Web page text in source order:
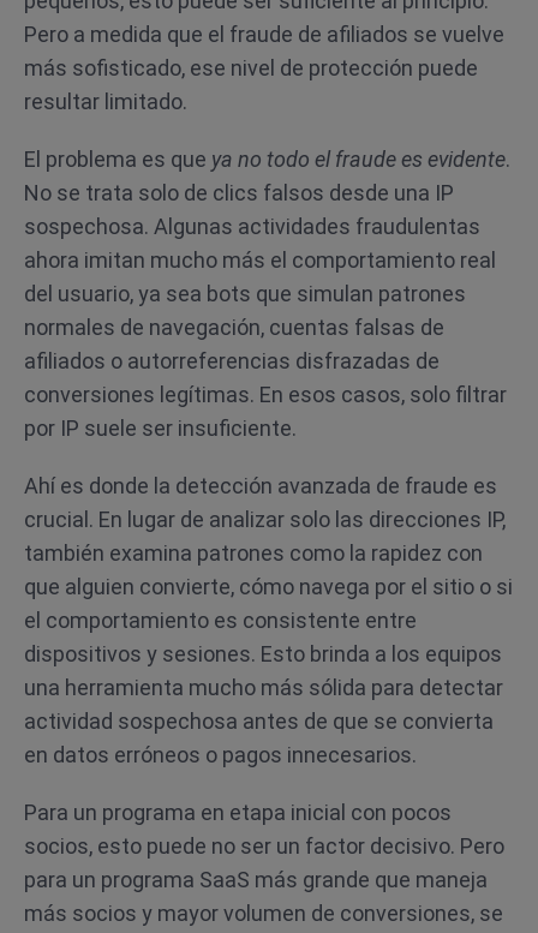
Pero a medida que el fraude de afiliados se vuelve
más sofisticado, ese nivel de protección puede
resultar limitado.
El problema es que ya no todo el fraude es evidente.
No se trata solo de clics falsos desde una IP
sospechosa. Algunas actividades fraudulentas
ahora imitan mucho más el comportamiento real
del usuario, ya sea bots que simulan patrones
normales de navegación, cuentas falsas de
afiliados o autorreferencias disfrazadas de
conversiones legítimas. En esos casos, solo filtrar
por IP suele ser insuficiente.
Ahí es donde la detección avanzada de fraude es
crucial. En lugar de analizar solo las direcciones IP,
también examina patrones como la rapidez con
que alguien convierte, cómo navega por el sitio o si
el comportamiento es consistente entre
dispositivos y sesiones. Esto brinda a los equipos
una herramienta mucho más sólida para detectar
actividad sospechosa antes de que se convierta
en datos erróneos o pagos innecesarios.
Para un programa en etapa inicial con pocos
socios, esto puede no ser un factor decisivo. Pero
para un programa SaaS más grande que maneja
más socios y mayor volumen de conversiones, se